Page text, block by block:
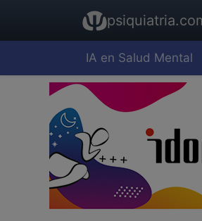
IA en Salud Mental